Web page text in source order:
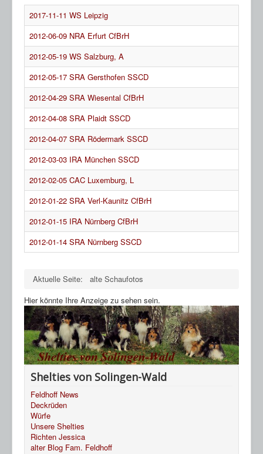
2017-11-11 WS Leipzig
2012-06-09 NRA Erfurt CfBrH
2012-05-19 WS Salzburg, A
2012-05-17 SRA Gersthofen SSCD
2012-04-29 SRA Wiesental CfBrH
2012-04-08 SRA Plaidt SSCD
2012-04-07 SRA Rödermark SSCD
2012-03-03 IRA München SSCD
2012-02-05 CAC Luxemburg, L
2012-01-22 SRA Verl-Kaunitz CfBrH
2012-01-15 IRA Nürnberg CfBrH
2012-01-14 SRA Nürnberg SSCD
Aktuelle Seite:
alte Schaufotos
Hier könnte Ihre Anzeige zu sehen sein.
Shelties von Solingen-Wald
Feldhoff News
Deckrüden
Würfe
Unsere Shelties
Richten Jessica
alter Blog Fam. Feldhoff